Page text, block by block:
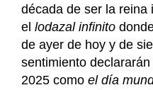
década de ser la reina
el lodazal infinito
de ayer de hoy y de
sentimiento
2025 como el día